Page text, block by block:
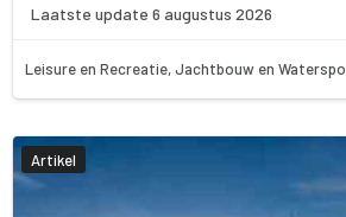
Laatste update 6 augustus 2026
Leisure en Recreatie, Jachtbouw en
Artikel